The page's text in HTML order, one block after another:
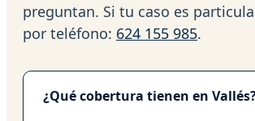
preguntan. Si tu caso es
por teléfono: 624 155 985.
¿Qué cobertura tienen en